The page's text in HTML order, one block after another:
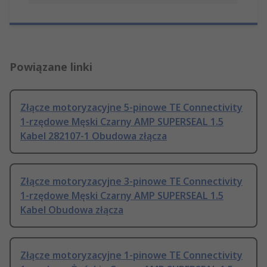
Powiązane linki
Złącze motoryzacyjne 5-pinowe TE Connectivity
1-rzędowe Męski Czarny AMP SUPERSEAL 1.5
Kabel 282107-1 Obudowa złącza
Złącze motoryzacyjne 3-pinowe TE Connectivity
1-rzędowe Męski Czarny AMP SUPERSEAL 1.5
Kabel Obudowa złącza
Złącze motoryzacyjne 1-pinowe TE Connectivity